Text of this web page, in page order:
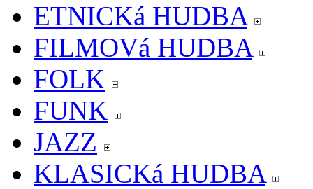
ETNICKá HUDBA
FILMOVá HUDBA
FOLK
FUNK
JAZZ
KLASICKá HUDBA